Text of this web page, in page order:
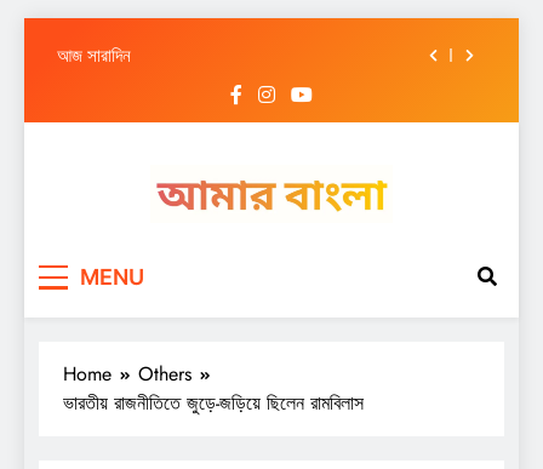
আজ সারাদিন
আজ সারাদিন
MENU
Home
Others
ভারতীয় রাজনীতিতে জুড়ে-জড়িয়ে ছিলেন রামবিলাস